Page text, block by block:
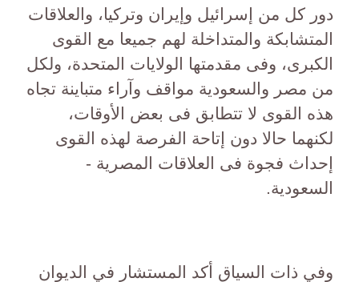
دور كل من إسرائيل وإيران وتركيا، والعلاقات
المتشابكة والمتداخلة لهم جميعا مع القوى
الكبرى، وفى مقدمتها الولايات المتحدة، ولكل
من مصر والسعودية مواقف وآراء متباينة تجاه
هذه القوى لا تتطابق فى بعض الأوقات،
لكنهما حالا دون إتاحة الفرصة لهذه القوى
إحداث فجوة فى العلاقات المصرية -
السعودية.
وفي ذات السياق أكد المستشار في الديوان